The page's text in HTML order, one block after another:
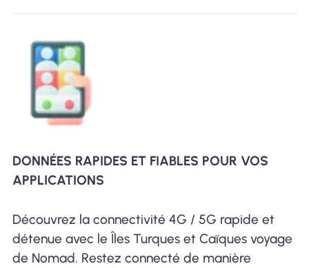
DONNÉES RAPIDES ET FIABLES POUR VOS
APPLICATIONS
Découvrez la connectivité 4G / 5G rapide et
détenue avec le Îles Turques et Caïques voyage
de Nomad. Restez connecté de manière